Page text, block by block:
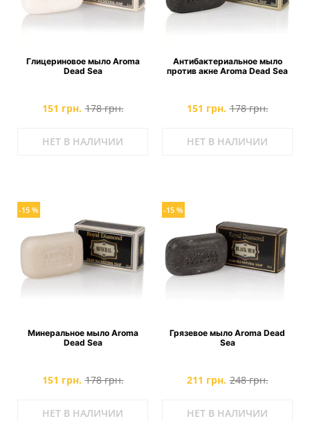
Глицериновое мыло Aroma
Dead Sea
151 грн. 178 грн.
НЕТ В НАЛИЧИИ
Антибактериальное мыло
против акне Aroma Dead Sea
151 грн. 178 грн.
НЕТ В НАЛИЧИИ
-15 %
Минеральное мыло Aroma
Dead Sea
151 грн. 178 грн.
НЕТ В НАЛИЧИИ
-15 %
Грязевое мыло Aroma Dead
Sea
211 грн. 248 грн.
НЕТ В НАЛИЧИИ